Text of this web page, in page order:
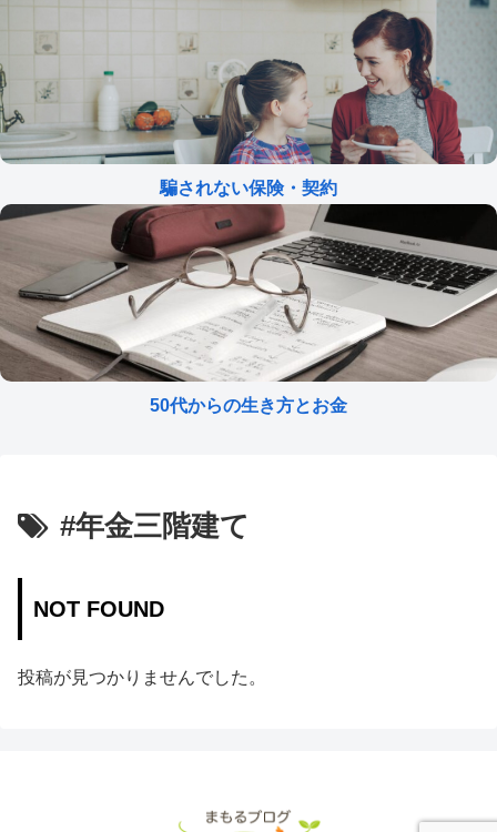
騙されない保険・契約
50代からの生き方とお金
#年金三階建て
NOT FOUND
投稿が見つかりませんでした。